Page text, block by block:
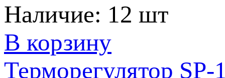
Наличие: 12 шт
В корзину
Терморегулятор